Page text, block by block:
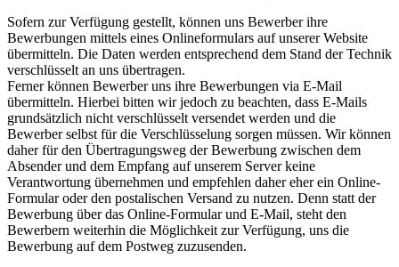
Sofern zur Verfügung gestellt, können uns Bewerber ihre
Bewerbungen mittels eines Onlineformulars auf unserer Website
übermitteln. Die Daten werden entsprechend dem Stand der Technik
verschlüsselt an uns übertragen.
Ferner können Bewerber uns ihre Bewerbungen via E-Mail
übermitteln. Hierbei bitten wir jedoch zu beachten, dass E-Mails
grundsätzlich nicht verschlüsselt versendet werden und die
Bewerber selbst für die Verschlüsselung sorgen müssen. Wir können
daher für den Übertragungsweg der Bewerbung zwischen dem
Absender und dem Empfang auf unserem Server keine
Verantwortung übernehmen und empfehlen daher eher ein Online-
Formular oder den postalischen Versand zu nutzen. Denn statt der
Bewerbung über das Online-Formular und E-Mail, steht den
Bewerbern weiterhin die Möglichkeit zur Verfügung, uns die
Bewerbung auf dem Postweg zuzusenden.